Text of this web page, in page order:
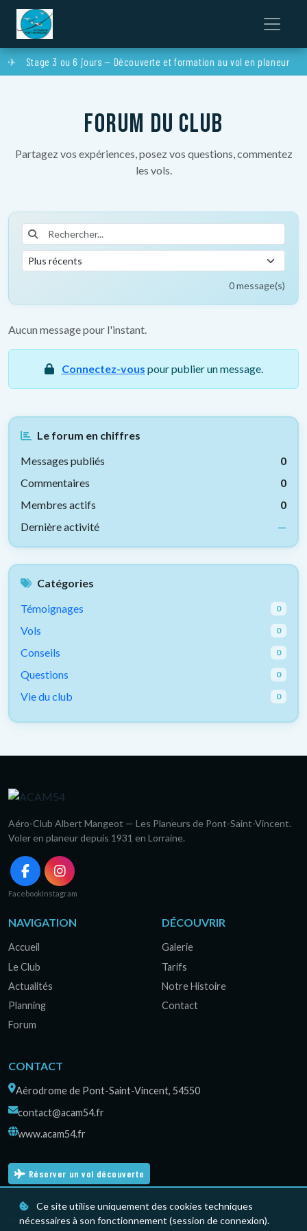
Ce site utilise uniquement des cookies techniques
nécessaires à son fonctionnement (session de connexion).
Stage 3 ou 6 jours — Découverte et formation au vol en planeur
Forum du club
Partagez vos expériences, posez vos questions, commentez
les vols.
0 message(s)
Aucun message pour l'instant.
Connectez-vous pour publier un message.
Le forum en chiffres
Messages publiés
0
Commentaires
0
Membres actifs
0
Dernière activité
—
Catégories
Témoignages
0
Vols 0
Conseils 0
Questions 0
Vie du club 0
Aéro-Club Albert Mangeot — Les Planeurs de Pont-Saint-Vincent.
Voler en planeur depuis 1931 en Lorraine.
FacebookInstagram
NAVIGATION
Accueil
Le Club
Actualités
Planning
Forum
DÉCOUVRIR
Galerie
Tarifs
Notre Histoire
Contact
CONTACT
Aérodrome de Pont-Saint-Vincent, 54550
contact@acam54.fr
www.acam54.fr
Réserver un vol découverte
© 2026 ACAM54 — Les Planeurs de Pont-Saint-Vincent.